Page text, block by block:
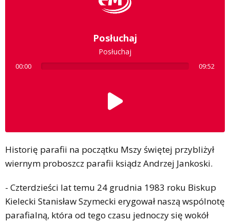
Posłuchaj
Posłuchaj
00:00 09:52
Historię parafii na początku Mszy świętej przybliżył
wiernym proboszcz parafii ksiądz Andrzej Jankoski.
- Czterdzieści lat temu 24 grudnia 1983 roku Biskup
Kielecki Stanisław Szymecki erygował naszą wspólnotę
parafialną, która od tego czasu jednoczy się wokół